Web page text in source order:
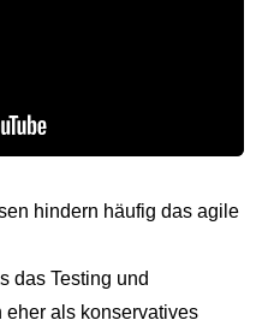
hindern häufig das agile
das Testing und
eher als konservatives